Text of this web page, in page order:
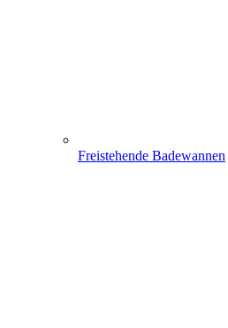
Freistehende Badewannen